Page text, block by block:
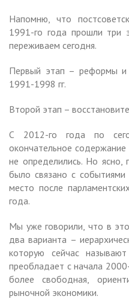
Напомню, что
1991-го года прошли три
переживаем сегодня.
Первый этап – реформы и
1991-1998 гг.
Второй этап –
С 2012-го года по
окончательное
не определились. Но ясно,
было связано с
место после
года.
Мы уже говорили, что в
два варианта –
которую сейчас
преобладает с начала
более свободная,
рыночной экономики.